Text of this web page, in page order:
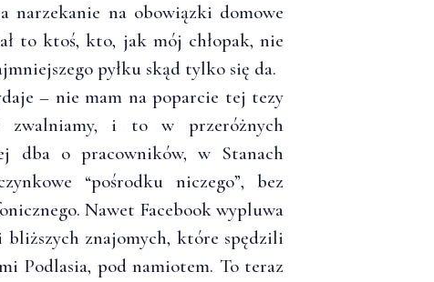
narzekanie na obowiązki domowe
to ktoś, kto, jak mój chłopak, nie
pyłku skąd tylko się da.
– nie mam na poparcie tej tezy
zwalniamy, i to w przeróżnych
dba o pracowników, w Stanach
“pośrodku niczego”, bez
Nawet Facebook wypluwa
znajomych, które spędzili
Podlasia, pod namiotem. To teraz